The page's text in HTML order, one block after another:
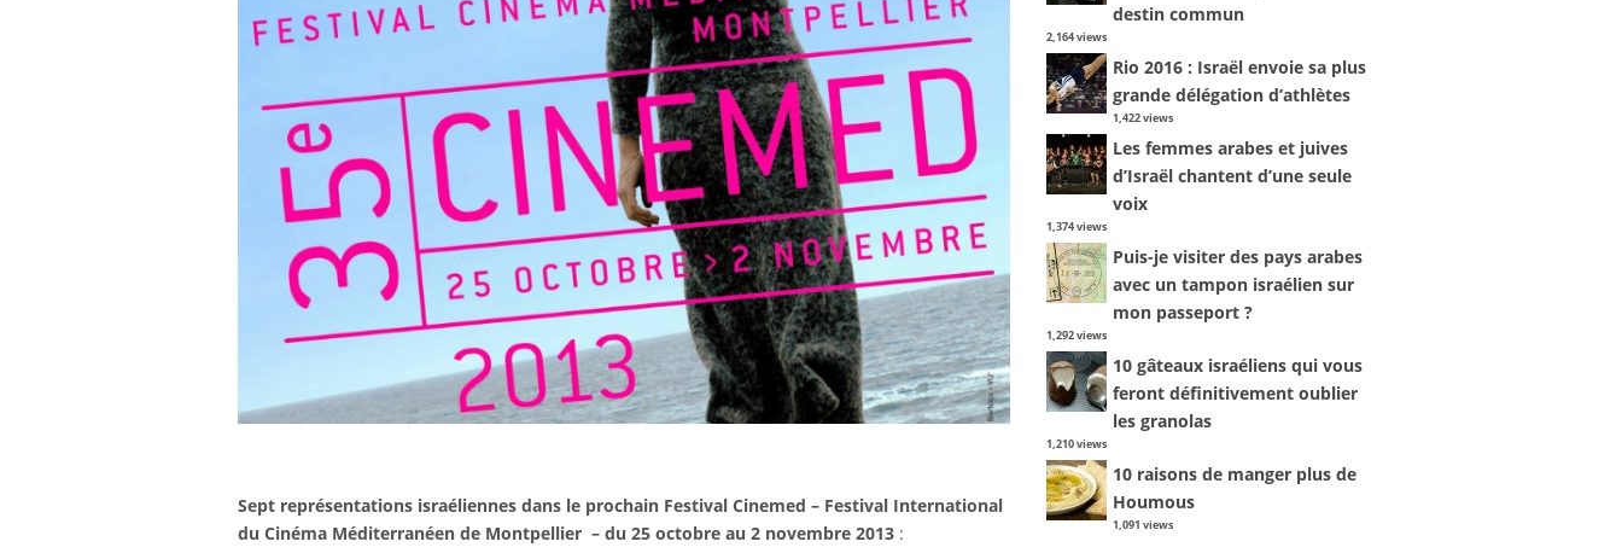
Sept représentations israéliennes dans le prochain Festival Cinemed – Festival International
du Cinéma Méditerranéen de Montpellier – du 25 octobre au 2 novembre 2013 :
destin commun
2,164 views
Rio 2016 : Israël envoie sa plus
grande délégation d’athlètes
1,422 views
Les femmes arabes et juives
d’Israël chantent d’une seule
voix
1,374 views
Puis-je visiter des pays arabes
avec un tampon israélien sur
mon passeport ?
1,292 views
10 gâteaux israéliens qui vous
feront définitivement oublier
les granolas
1,210 views
10 raisons de manger plus de
Houmous
1,091 views